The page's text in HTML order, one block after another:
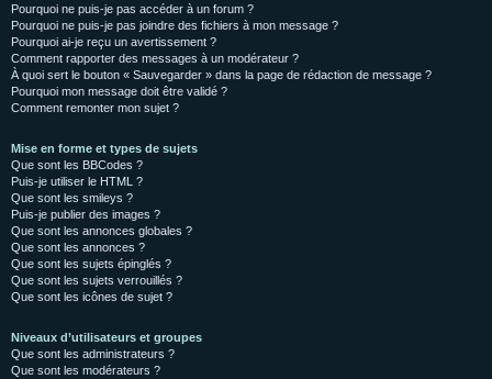
Pourquoi ne puis-je pas accéder à un forum ?
Pourquoi ne puis-je pas joindre des fichiers à mon message ?
Pourquoi ai-je reçu un avertissement ?
Comment rapporter des messages à un modérateur ?
À quoi sert le bouton « Sauvegarder » dans la page de rédaction de message ?
Pourquoi mon message doit être validé ?
Comment remonter mon sujet ?
Mise en forme et types de sujets
Que sont les BBCodes ?
Puis-je utiliser le HTML ?
Que sont les smileys ?
Puis-je publier des images ?
Que sont les annonces globales ?
Que sont les annonces ?
Que sont les sujets épinglés ?
Que sont les sujets verrouillés ?
Que sont les icônes de sujet ?
Niveaux d’utilisateurs et groupes
Que sont les administrateurs ?
Que sont les modérateurs ?